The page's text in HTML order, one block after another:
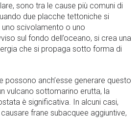
sono tra le cause più comuni di
due placche tettoniche si
scivolamento o uno
sul fondo dell’oceano, si crea una
che si propaga sotto forma di
possono anch’esse generare questo
vulcano sottomarino erutta, la
è significativa. In alcuni casi,
frane subacquee aggiuntive,